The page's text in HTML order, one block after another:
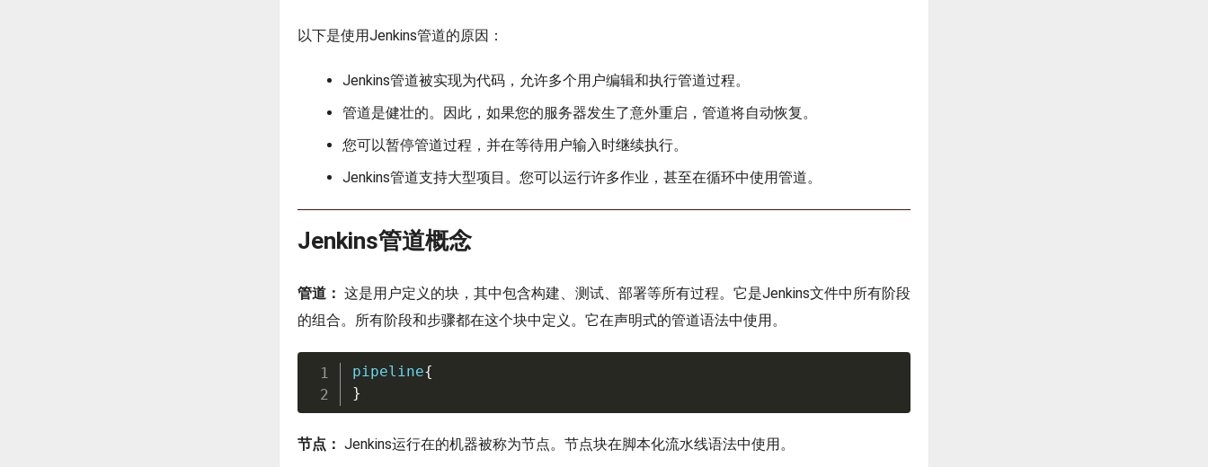
以下是使用Jenkins管道的原因：
Jenkins管道被实现为代码，允许多个用户编辑和执行管道过程。
管道是健壮的。因此，如果您的服务器发生了意外重启，管道将自动恢复。
您可以暂停管道过程，并在等待用户输入时继续执行。
Jenkins管道支持大型项目。您可以运行许多作业，甚至在循环中使用管道。
Jenkins管道概念
管道： 这是用户定义的块，其中包含构建、测试、部署等所有过程。它是Jenkins文件中所有阶段
的组合。所有阶段和步骤都在这个块中定义。它在声明式的管道语法中使用。
pipeline{
}
节点： Jenkins运行在的机器被称为节点。节点块在脚本化流水线语法中使用。